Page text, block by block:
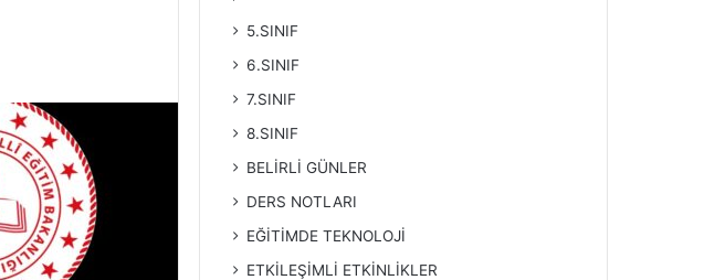
5.SINIF
6.SINIF
7.SINIF
8.SINIF
BELİRLİ GÜNLER
DERS NOTLARI
EĞİTİMDE TEKNOLOJİ
ETKİLEŞİMLİ ETKİNLİKLER